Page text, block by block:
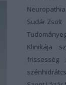
Sudár Zsolt
Klinikája
frissesség